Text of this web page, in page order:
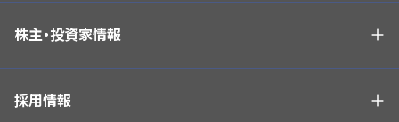
株主・投資家情報
採用情報